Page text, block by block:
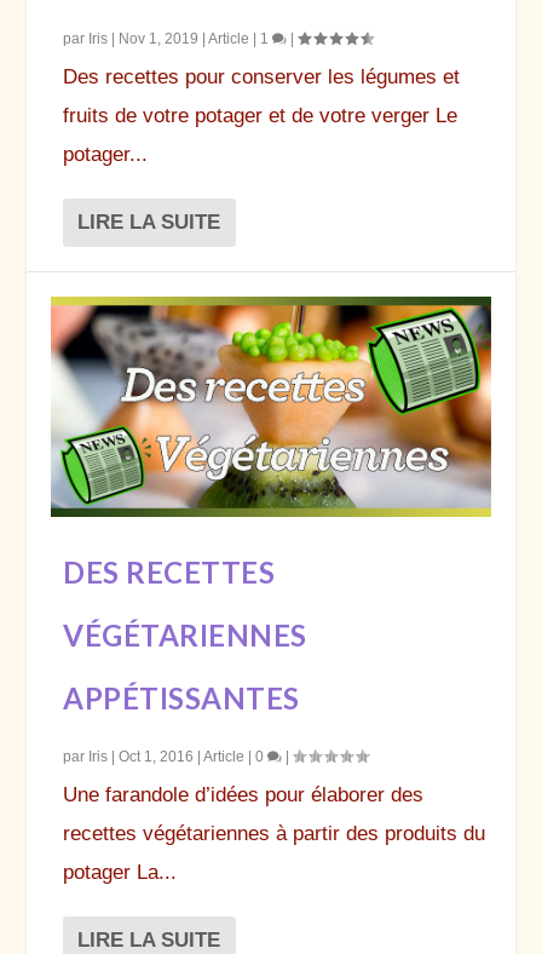
par Iris Nov 1, 2019 |Article 1 |
Des recettes pour conserver les légumes et
fruits de votre potager et de votre verger Le
potager...
LIRE LA SUITE
DES RECETTES
VÉGÉTARIENNES
APPÉTISSANTES
par Iris |Oct 1, 2016 |Article |0 |
Une farandole d’idées pour élaborer des
recettes végétariennes à partir des produits du
potager La...
LIRE LA SUITE